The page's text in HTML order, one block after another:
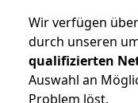
Wir verfügen
durch unseren
qualifizierten
Auswahl an
Problem löst.